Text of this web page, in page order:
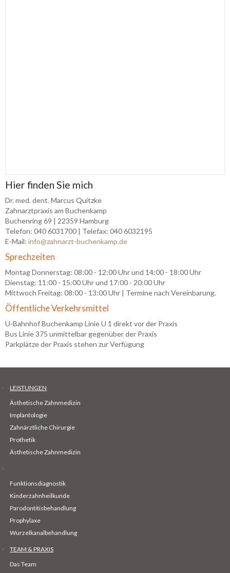
Hier finden Sie mich
Dr. med. dent. Marcus Quitzke
Zahnarztpraxis am Buchenkamp
Buchenring 69 | 22359 Hamburg
Telefon: 040 6031700 | Telefax: 040 6032195
E-Mail: info@zahnarzt-buchenkamp.de
Sprechzeiten
Montag Donnerstag: 08:00 - 12:00 Uhr und 14:00 - 18:00 Uhr
Dienstag: 11:00 - 15:00 Uhr und 17:00 - 20:00 Uhr
Mittwoch Freitag: 08:00 - 13:00 Uhr | Termine nach Vereinbarung.
Öffentliche Verkehrsmittel
U-Bahnhof Buchenkamp Linie U 1 direkt vor der Praxis
Bus Linie 375 unmittelbar gegenüber der Praxis
Parkplätze der Praxis stehen zur Verfügung
LEISTUNGEN
Ästhetische Zahnmedizin
Implantologie
Zahnärztliche Chirurgie
Prothetik
Ästhetische Zahnmedizin
Funktionsdiagnostik
Kinderzahnheilkunde
Parodontitisbehandlung
Prophylaxe
Wurzelkanalbehandlung
TEAM & PRAXIS
Das Team